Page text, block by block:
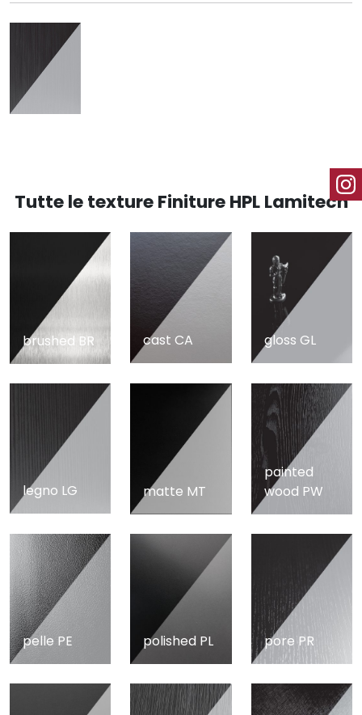
Tutte le texture Finiture HPL Lamitech
brushed BR cast CA gloss GL
legno LG matte MT
painted
wood PW
pelle PE polished PL pore PR